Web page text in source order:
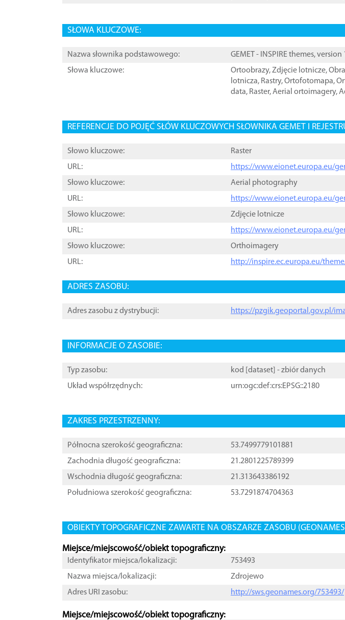
SŁOWA KLUCZOWE:
Nazwa słownika podstawowego:
GEMET - INSPIRE themes, version
Słowa kluczowe:
Ortoobrazy,Zdjęcie lotnicze,
lotnicza, Rastry,Ortofotomapa,
data, Raster,Aerial ortoimagery,
REFERENCJE DO POJĘĆ SŁÓW KLUCZOWYCH SŁOWNIKA GEMET I
Słowo kluczowe:
Raster
URL:
https://www.eionet.europa.eu/
Słowo kluczowe:
Aerial photography
URL:
https://www.eionet.europa.eu/
Słowo kluczowe:
Zdjęcie lotnicze
URL:
https://www.eionet.europa.eu/
Słowo kluczowe:
Orthoimagery
URL:
http://inspire.ec.europa.eu/
ADRES ZASOBU:
Adres zasobu z dystrybucji: https://pzgik.geoportal.gov.pl/
INFORMACJE O ZASOBIE:
Typ zasobu: kod [ dataset ] - zbiór danych
Układ współrzędnych:
urn:ogc:def:crs:EPSG::2180
ZAKRES PRZESTRZENNY:
Północna szerokość geograficzna:
53.7499779101881
Zachodnia długość geograficzna:
21.2801225789399
Wschodnia długość geograficzna:
21.313643386192
Południowa szerokość geograficzna:
53.7291874704363
OBIEKTY TOPOGRAFICZNE ZAWARTE NA OBSZARZE ZASOBU
Miejsce/miejscowość/obiekt topograficzny:
Identyfikator miejsca/lokalizacji:
753493
Nazwa miejsca/lokalizacji:
Zdrojewo
Adres URI zasobu:
http://sws.geonames.org/753493/
Miejsce/miejscowość/obiekt topograficzny: